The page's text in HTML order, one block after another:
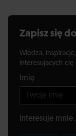
Zapisz się
Wiedza,
interesujących cię
Imię
Interesuje